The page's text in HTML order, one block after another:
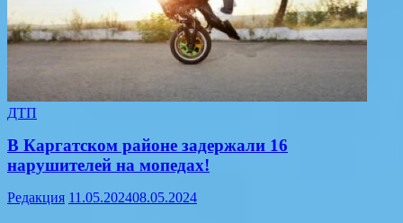
ДТП
В Каргатском районе задержали 16
нарушителей на мопедах!
Редакция 11.05.202408.05.2024